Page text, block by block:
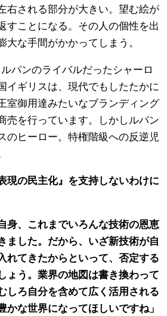
右される部分が大きい。望む絵が
すことになる。その人の個性を出
な手間がかかってしまう。
パンのライバルだったシャーロ
イギリスは、現代でもしたたかに
室御用達みたいなブランディング
売を行っています。しかしルパン
のヒーロー。特権階級への反逆児
現の民主化』を支持しないわけに
身、これまでいろんな技術の恩恵
ました。だから、いざ新技術が自
れてきたからといって、否定する
ょう。業界の地図は書き換わって
しろ自分を含めて広く活用される
かな世界になってほしいですね」